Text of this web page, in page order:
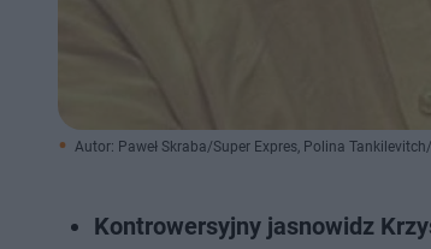
Autor: Paweł Skraba/Super Expres, Polina
Kontrowersyjny jasnowidz